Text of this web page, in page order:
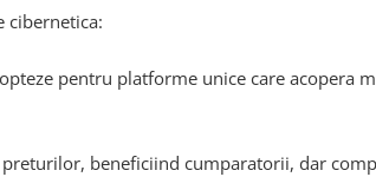
cibernetica:
pentru platforme unice care acopera
beneficiind cumparatorii, dar